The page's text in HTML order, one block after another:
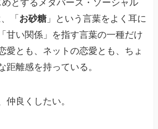
とするメタバース・ソーシャル
「 お砂糖 」という言葉をよく耳に
甘い関係」を指す言葉の一種だけ
愛とも、ネットの恋愛とも、ちょ
距離感を持っている。
仲良くしたい。